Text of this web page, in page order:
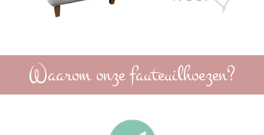
Waarom onze fauteuilhoezen?